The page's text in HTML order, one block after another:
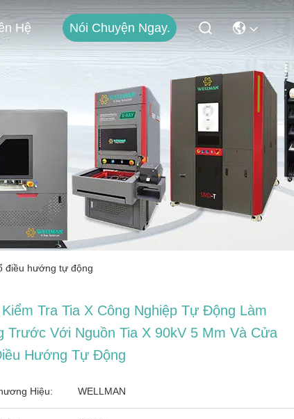
Hệ Nói Chuyện Ngay.
điều hướng tự động
Tra Tia X Công Nghiệp Tự Động Làm
Trước Với Nguồn Tia X 90kV 5 Μm Và Cửa
Hướng Tự Động
Hiệu: WELLMAN